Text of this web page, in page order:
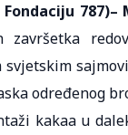
787)–
završetka
određenog
kakaa u